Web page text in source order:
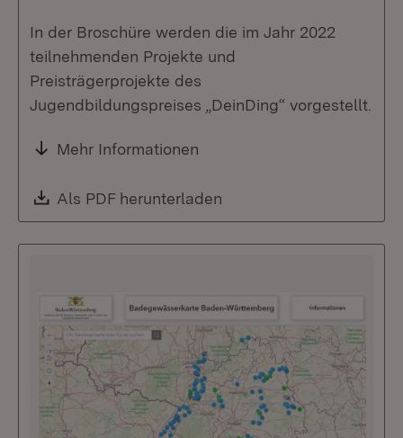
In der Broschüre werden die im Jahr 2022
teilnehmenden Projekte und
Preisträgerprojekte des
Jugendbildungspreises „DeinDing“ vorgestellt.
Mehr Informationen
Download:
Als PDF herunterladen